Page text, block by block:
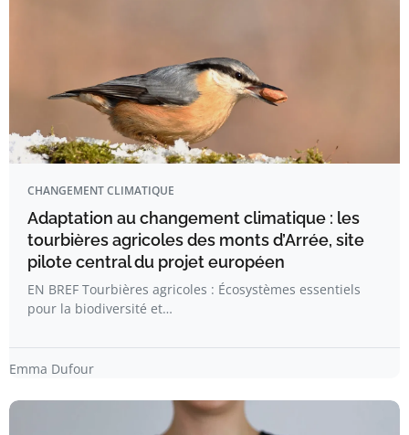
CHANGEMENT CLIMATIQUE
Adaptation au changement climatique : les
tourbières agricoles des monts d’Arrée, site
pilote central du projet européen
EN BREF Tourbières agricoles : Écosystèmes essentiels
pour la biodiversité et…
Emma Dufour